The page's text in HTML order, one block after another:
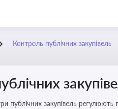
Контроль публічних закупівель
публічних закупівель регулюють